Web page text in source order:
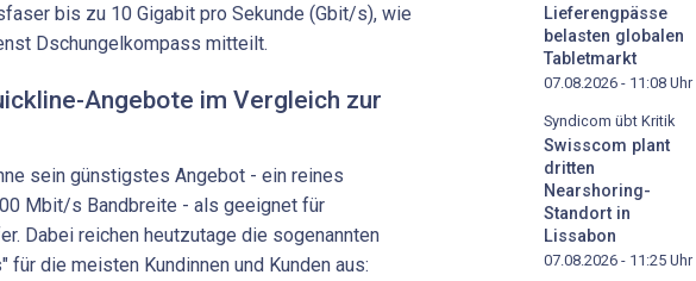
bis zu 10 Gigabit pro Sekunde (Gbit/s), wie
Dschungelkompass mitteilt.
Angebote im Vergleich zur
sein günstigstes Angebot - ein reines
Mbit/s Bandbreite - als geeignet für
Dabei reichen heutzutage die sogenannten
für die meisten Kundinnen und Kunden aus:
Lieferengpässe
belasten globalen
Tabletmarkt
07.08.2026 - 11:08 Uhr
Syndicom übt Kritik
Swisscom plant
dritten
Nearshoring-
Standort in
Lissabon
07.08.2026 - 11:25 Uhr